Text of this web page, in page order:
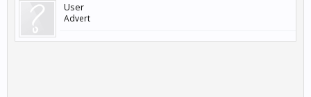
User
Advert